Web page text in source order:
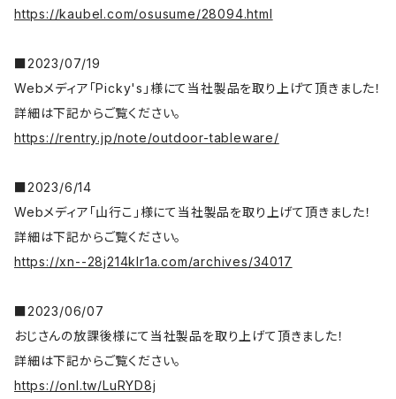
https://kaubel.com/osusume/28094.html
■2023/07/19
Webメディア「Picky's」様にて当社製品を取り上げて頂きました！
詳細は下記からご覧ください。
https://rentry.jp/note/outdoor-tableware/
■2023/6/14
Webメディア「山行こ」様にて当社製品を取り上げて頂きました！
詳細は下記からご覧ください。
https://xn--28j214klr1a.com/archives/34017
■2023/06/07
おじさんの放課後様にて当社製品を取り上げて頂きました！
詳細は下記からご覧ください。
https://onl.tw/LuRYD8j